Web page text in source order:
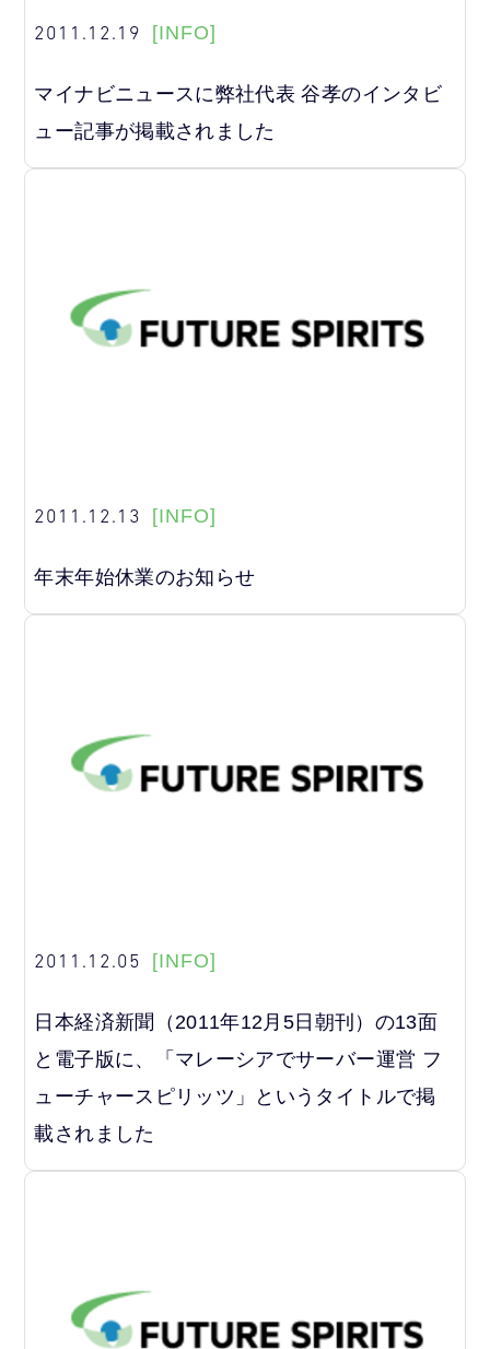
2011.12.19 [INFO]
マイナビニュースに弊社代表 谷孝のインタビ
ュー記事が掲載されました
2011.12.13 [INFO]
年末年始休業のお知らせ
2011.12.05 [INFO]
日本経済新聞（2011年12月5日朝刊）の13面
と電子版に、「マレーシアでサーバー運営 フ
ューチャースピリッツ」というタイトルで掲
載されました